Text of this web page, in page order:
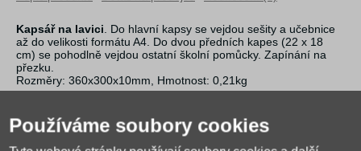
Kapsář na lavici. Do hlavní kapsy se vejdou sešity a učebnice
až do velikosti formátu A4. Do dvou předních kapes (22 x 18
cm) se pohodlně vejdou ostatní školní pomůcky. Zapínání na
přezku.
Rozměry: 360x300x10mm, Hmotnost: 0,21kg
Používáme soubory cookies